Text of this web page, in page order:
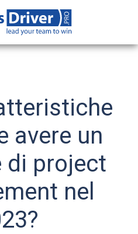
avere un
di project
nel